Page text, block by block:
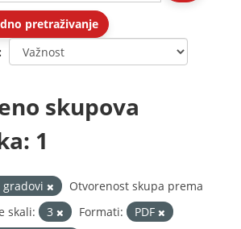
pretraživanje
skupova
1
gradovi
Otvorenost skupa prema
skali:
3 Formati:
PDF